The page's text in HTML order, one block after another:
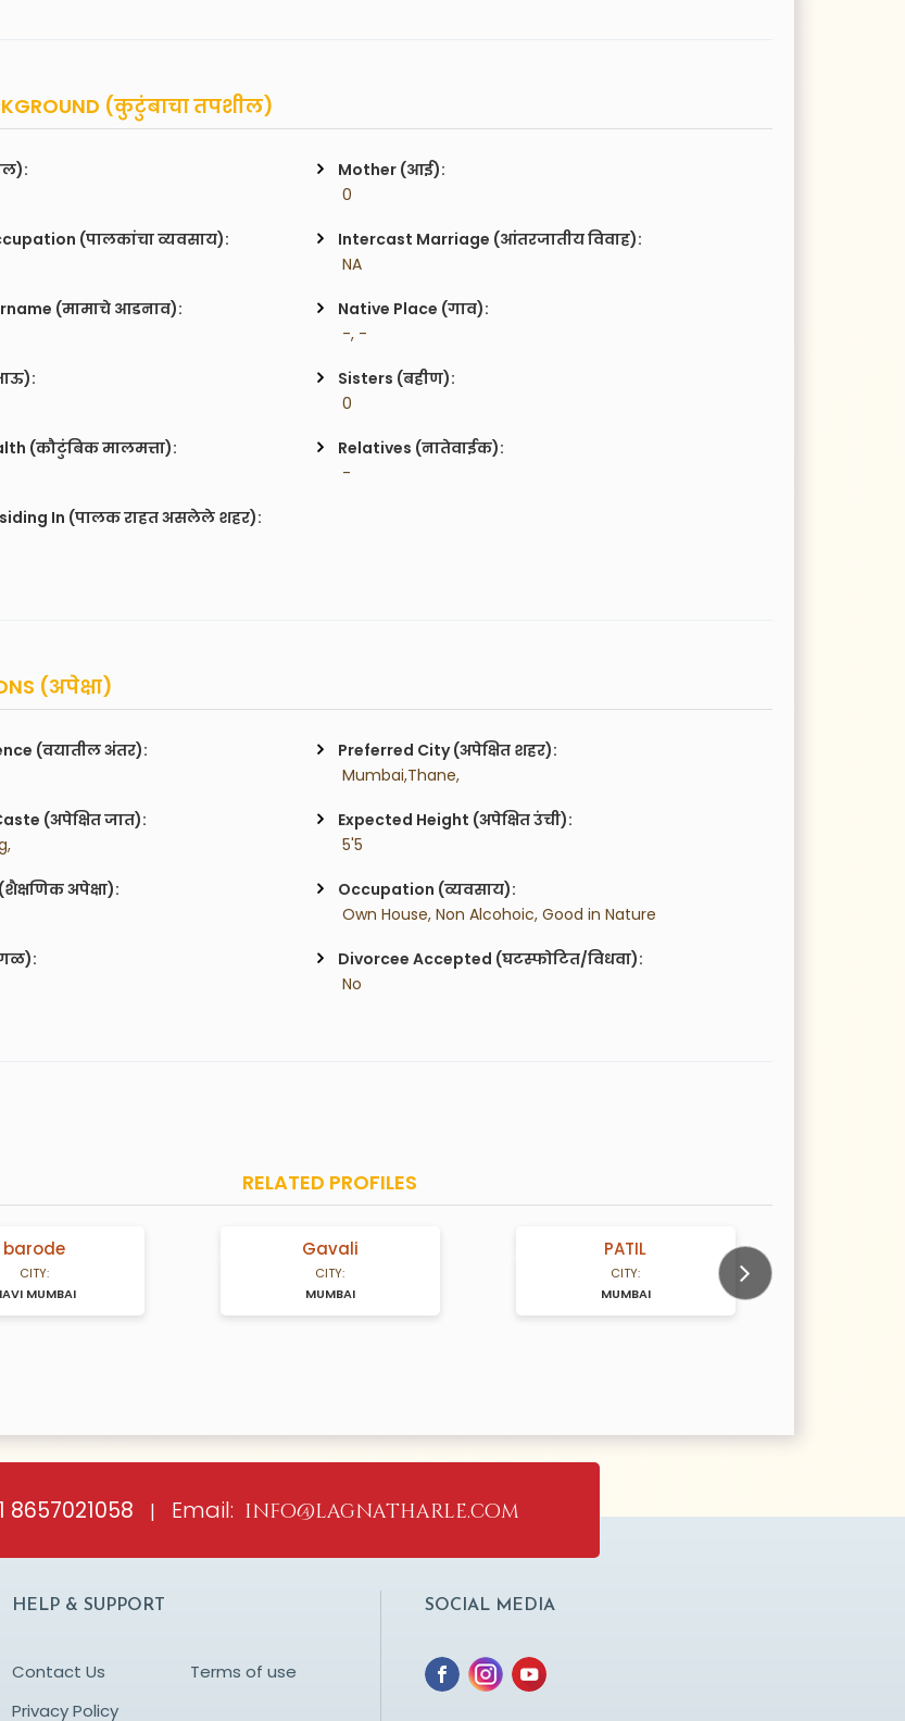
(कुटुंबाचा तपशील)
Mother (आई):
0
(पालकांचा व्यवसाय):
Intercast Marriage (आंतरजातीय विवाह):
NA
(मामाचे आडनाव):
Native Place (गाव):
-, -
Sisters (बहीण):
0
(कौटुंबिक मालमत्ता):
Relatives (नातेवाईक):
-
In (पालक राहत असलेले शहर):
(अपेक्षा)
(वयातील अंतर):
Preferred City (अपेक्षित शहर):
Mumbai,Thane,
(अपेक्षित जात):
Expected Height (अपेक्षित उंची):
5'5
अपेक्षा):
Occupation (व्यवसाय):
Own House, Non Alcohoic, Good in Nature
Divorcee Accepted (घटस्फोटित/विधवा):
No
RELATED PROFILES
barode
CITY:
MUMBAI
Gavali
CITY:
MUMBAI
PATIL
CITY:
MUMBAI
Next
8657021058 | Email: info@lagnatharle.com
HELP & SUPPORT
Contact Us
Terms of use
Privacy Policy
SOCIAL MEDIA